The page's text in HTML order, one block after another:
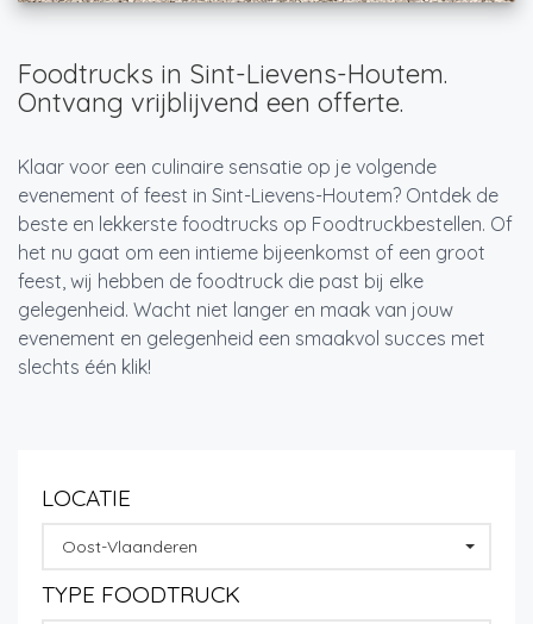
Foodtrucks in Sint-Lievens-Houtem.
Ontvang vrijblijvend een offerte.
Klaar voor een culinaire sensatie op je volgende
evenement of feest in Sint-Lievens-Houtem? Ontdek de
beste en lekkerste foodtrucks op Foodtruckbestellen. Of
het nu gaat om een intieme bijeenkomst of een groot
feest, wij hebben de foodtruck die past bij elke
gelegenheid. Wacht niet langer en maak van jouw
evenement en gelegenheid een smaakvol succes met
slechts één klik!
LOCATIE
Oost-Vlaanderen
TYPE FOODTRUCK